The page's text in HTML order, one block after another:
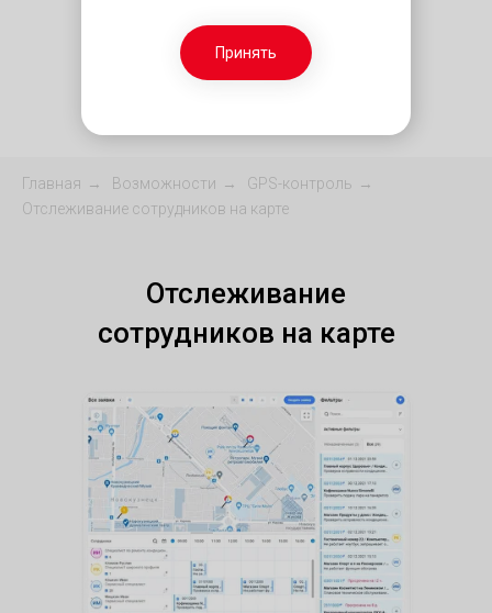
Принять
Главная → Возможности → GPS-контроль →
Отслеживание сотрудников на карте​
Отслеживание
сотрудников на карте